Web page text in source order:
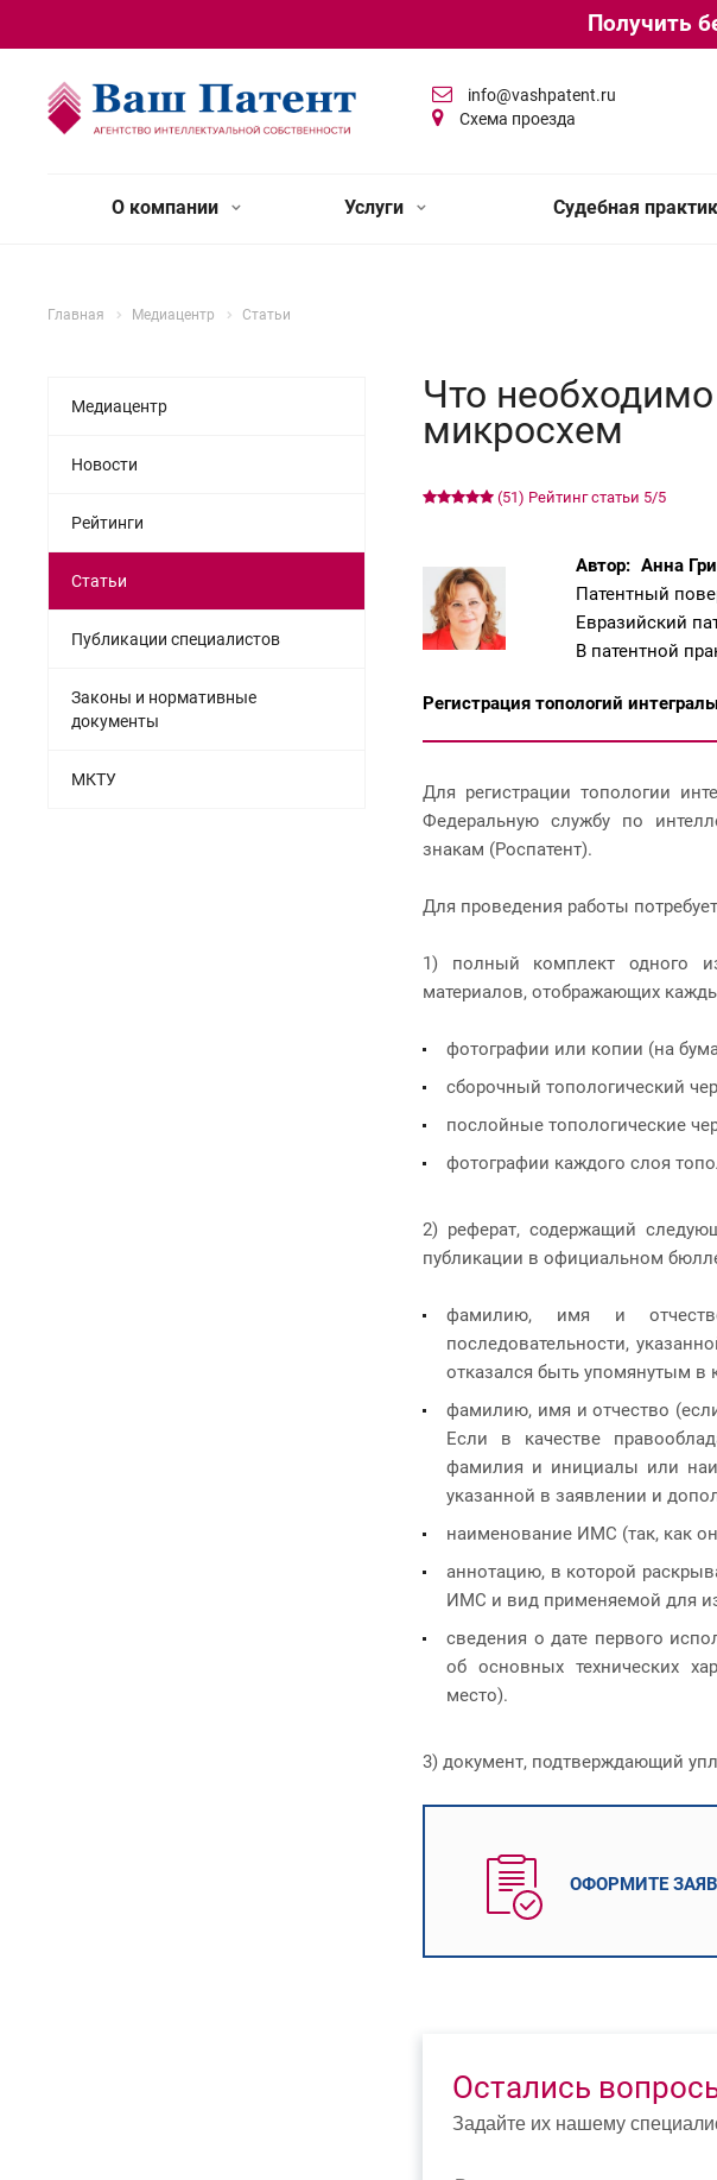
Получить
info@vashpatent.ru
Схема проезда
О компании Услуги Судебная
Главная Медиацентр Статьи
Что
микросхем
(51) Рейтинг статьи 5/5
Автор: Анна
Патентный
Евразийский
В патентной
Регистрация топологий
Для регистрации топологии
Федеральную службу по
знакам (Роспатент).
Для проведения работы
1) полный комплект одного
материалов, отображающих
фотографии или копии (на
сборочный топологический
послойные топологические
фотографии каждого слоя
2) реферат, содержащий
публикации в официальном
фамилию, имя и
последовательности,
отказался быть упомянутым в
фамилию, имя и отчество
Если в качестве
фамилия и инициалы или
указанной в заявлении и
наименование ИМС (так, как
аннотацию, в которой
ИМС и вид применяемой для
сведения о дате первого
об основных технических
место).
3) документ, подтверждающий
ОФОРМИТЕ
Остались
Задайте их нашему
Медиацентр
Новости
Рейтинги
Статьи
Публикации специалистов
Законы и нормативные
документы
МКТУ